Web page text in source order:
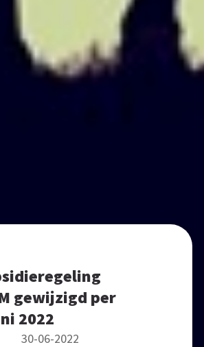
gewijzigd per
2022
30-06-2022